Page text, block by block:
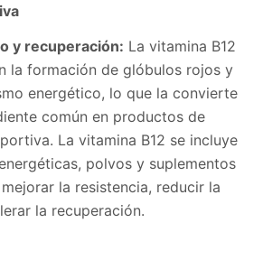
y recuperación: La vitamina B12
la formación de glóbulos rojos y
energético, lo que la convierte
común en productos de
La vitamina B12 se incluye
polvos y suplementos
la resistencia, reducir la
la recuperación.